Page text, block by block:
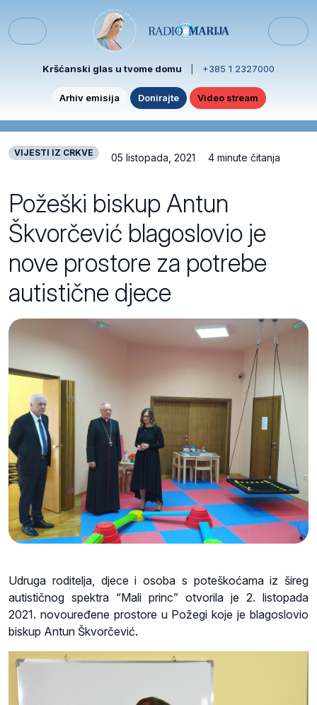
Menu
Kršćanski glas u tvome domu +385 1 2327000
Arhiv emisija Donirajte Video stream
VIJESTI IZ CRKVE 05 listopada, 2021 4 minute čitanja
Požeški biskup Antun
Škvorčević blagoslovio je
nove prostore za potrebe
autistične djece
Udruga roditelja, djece i osoba s poteškoćama iz šireg
autističnog spektra “Mali princ” otvorila je 2. listopada
2021. novouređene prostore u Požegi koje je blagoslovio
biskup Antun Škvorčević.